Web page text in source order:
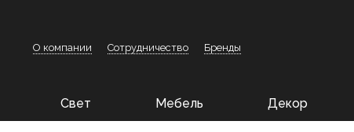
О компании Сотрудничество Бренды
Свет Мебель Декор